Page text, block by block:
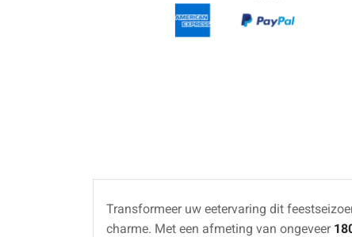
Transformeer uw eetervaring dit
charme. Met een afmeting van ongeveer